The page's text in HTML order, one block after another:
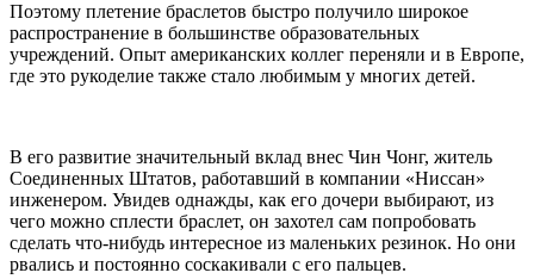
Поэтому плетение браслетов быстро получило широкое
распространение в большинстве образовательных
учреждений. Опыт американских коллег переняли и в Европе,
где это рукоделие также стало любимым у многих детей.
В его развитие значительный вклад внес Чин Чонг, житель
Соединенных Штатов, работавший в компании «Ниссан»
инженером. Увидев однажды, как его дочери выбирают, из
чего можно сплести браслет, он захотел сам попробовать
сделать что-нибудь интересное из маленьких резинок. Но они
рвались и постоянно соскакивали с его пальцев.